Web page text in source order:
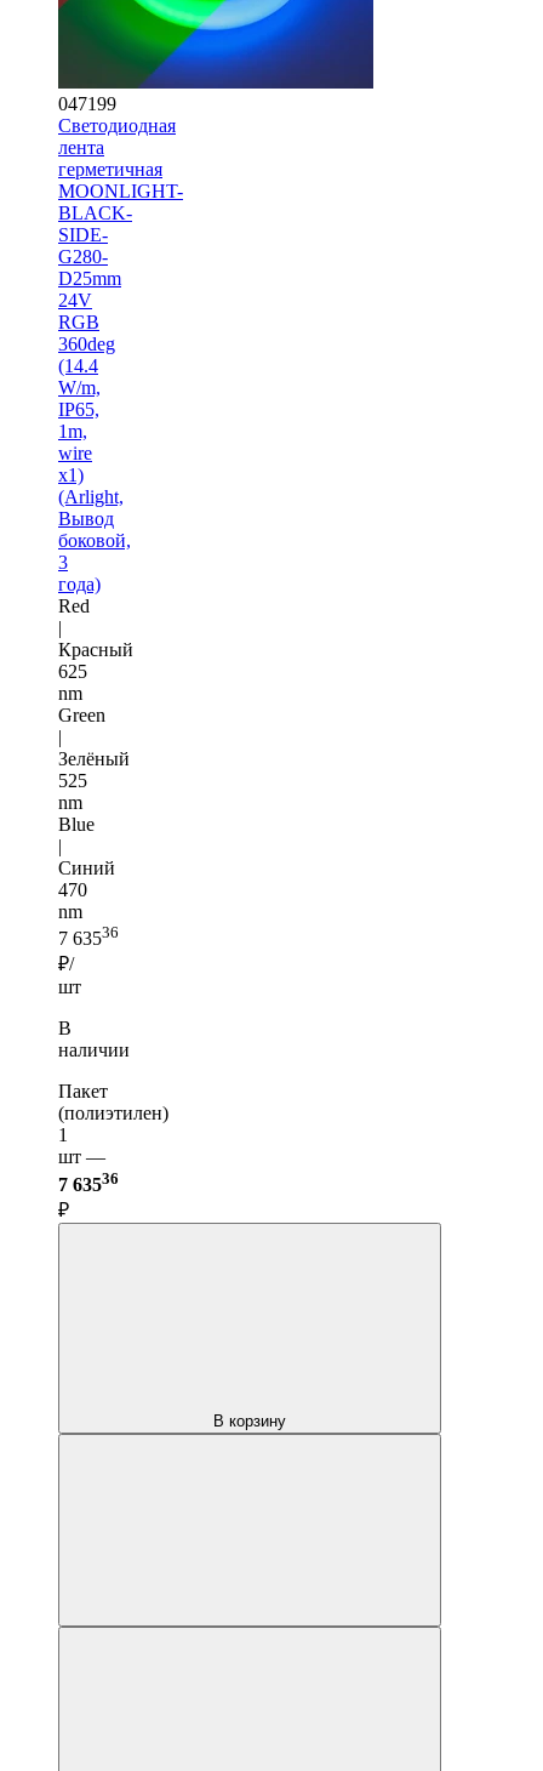
047199
Светодиодная
лента
герметичная
MOONLIGHT-
BLACK-
SIDE-
G280-
D25mm
24V
RGB
360deg
(14.4
W/m,
IP65,
1m,
wire
x1)
(Arlight,
Вывод
боковой,
3
года)
Red
|
Красный
625
nm
Green
|
Зелёный
525
nm
Blue
|
Синий
470
nm
7 63536
₽/
шт
В
наличии
Пакет
(полиэтилен)
1
шт —
7 63536
₽
В корзину